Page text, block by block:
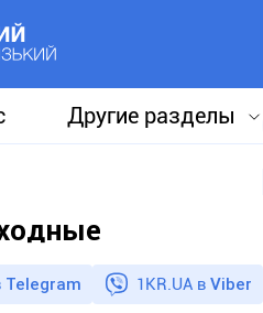
Другие разделы
Telegram 1KR.UA в Viber